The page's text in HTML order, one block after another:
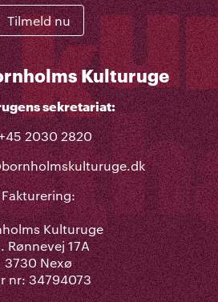
Tilmeld nu
Kulturuge
sekretariat:
2030 2820
Fakturering:
Kulturuge
Rønnevej 17A
3730 Nexø
nr: 34794073